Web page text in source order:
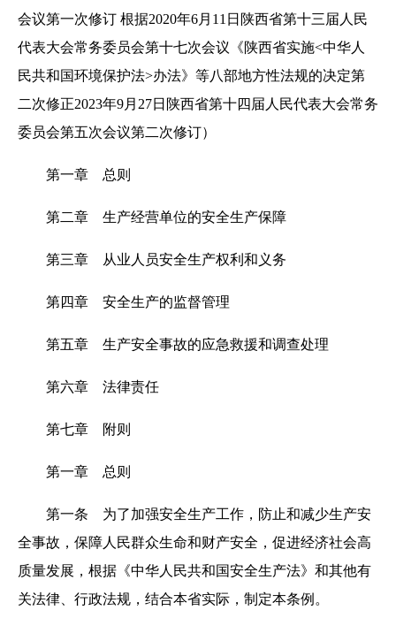
会议第一次修订 根据2020年6月11日陕西省第十三届人民
代表大会常务委员会第十七次会议《陕西省实施<中华人
民共和国环境保护法>办法》等八部地方性法规的决定第
二次修正2023年9月27日陕西省第十四届人民代表大会常务
委员会第五次会议第二次修订）
第一章 总则
第二章 生产经营单位的安全生产保障
第三章 从业人员安全生产权利和义务
第四章 安全生产的监督管理
第五章 生产安全事故的应急救援和调查处理
第六章 法律责任
第七章 附则
第一章 总则
第一条 为了加强安全生产工作，防止和减少生产安
全事故，保障人民群众生命和财产安全，促进经济社会高
质量发展，根据《中华人民共和国安全生产法》和其他有
关法律、行政法规，结合本省实际，制定本条例。